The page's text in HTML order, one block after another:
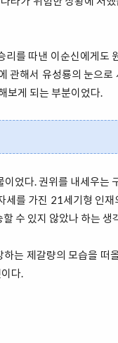
를 따낸 이순신에게도
관해서 유성룡의 눈으로
보게 되는 부분이었다.
었다. 권위를 내세우는
세를 가진 21세기형 인재
수 있지 않았나 하는 생
는 제갈량의 모습을 떠
다.